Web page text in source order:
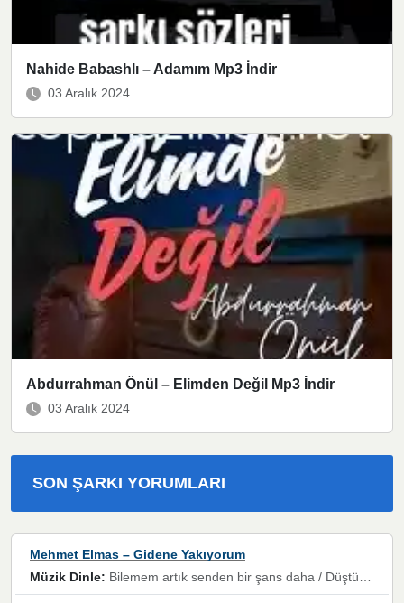
Nahide Babashlı – Adamım Mp3 İndir
03 Aralık 2024
Abdurrahman Önül – Elimden Değil Mp3 İndir
03 Aralık 2024
SON ŞARKI YORUMLARI
Mehmet Elmas – Gidene Yakıyorum
Müzik Dinle: Bilemem artık senden bir şans daha / Düştüğün zaman ben olmayacağım yanında” dizeleri, artık geçmişin tekrarına izin verilmeyeceğini, kişisel sınırların çizildiğini gösteriyor.